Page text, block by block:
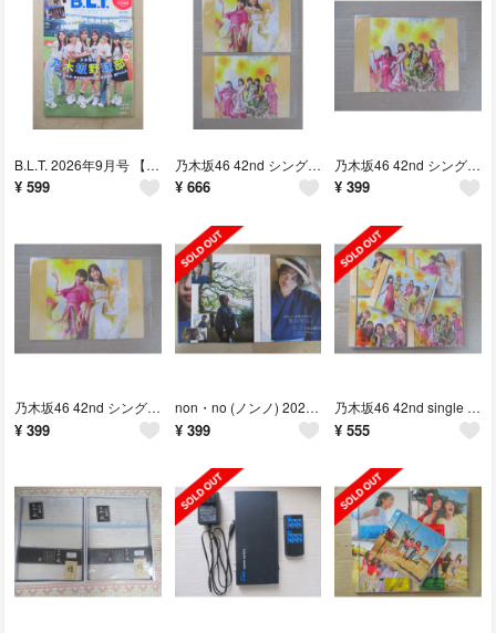
B.L.T. 2026年9月号 【未読・ポスター付き・応募券なし】
¥ 599
乃木坂46 42nd シングル 是非に及ばず 店舗特典ポストカード Type B,Type D
¥ 666
乃木坂46 42nd シングル 是非に及ばず 店舗特典ポストカード Type D
¥ 399
乃木坂46 42nd シングル 是非に及ばず 店舗特典ポストカード Type B
¥ 399
non・no (ノンノ) 2026年9月号 黒川想矢 切り抜き
¥ 399
乃木坂46 42nd single 是非に及ばず ABCD+通常盤 5枚セット
¥ 555